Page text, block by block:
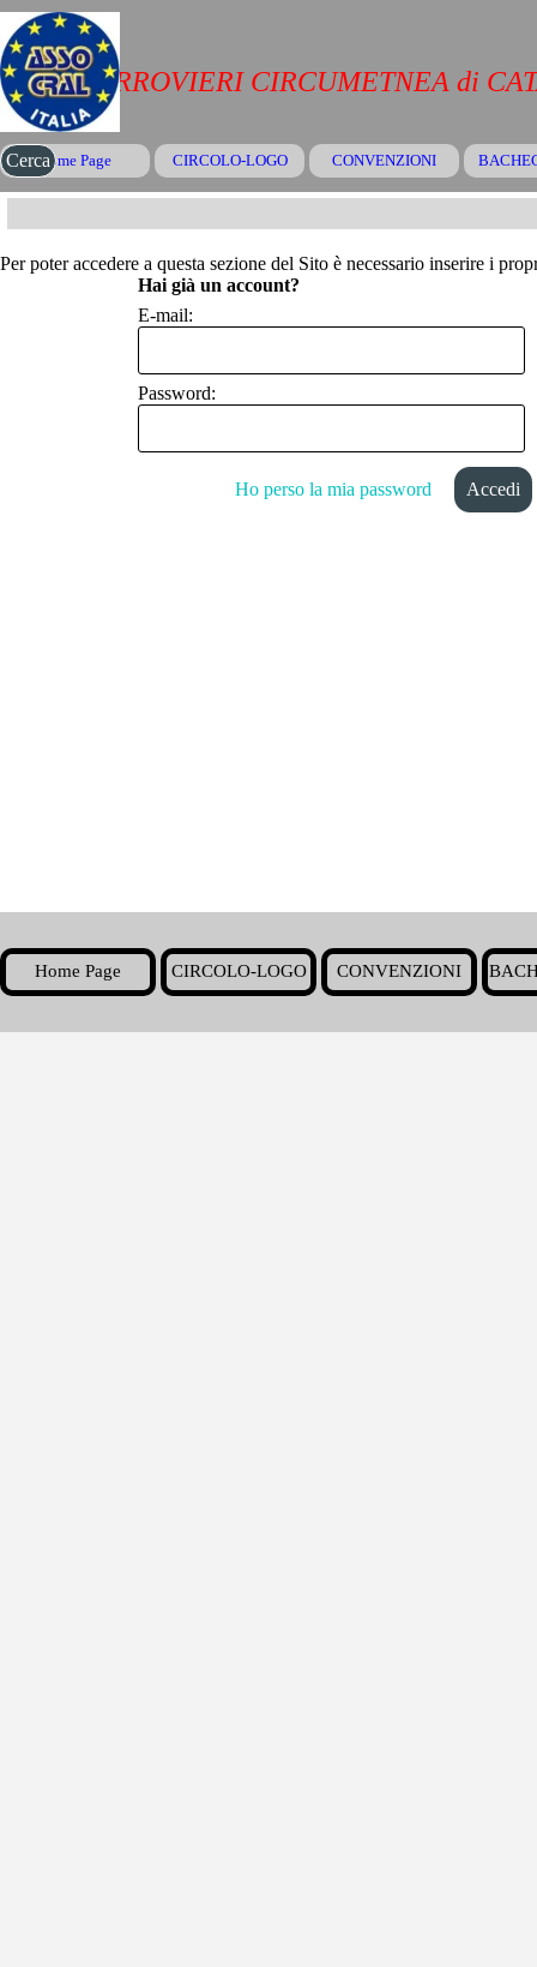
Vai ai contenuti
Salta menù
Home Page CIRCOLO-LOGO ▼
CONVENZIONI
CRAL FERROVIERI CIRCUMETNEA di
Cerca
Per poter accedere a questa sezione del Sito è necessario inserire i
Hai già un account?
E-mail:
Password:
Ho perso la mia password
Home Page CIRCOLO-LOGO ▼
CONVENZIONI